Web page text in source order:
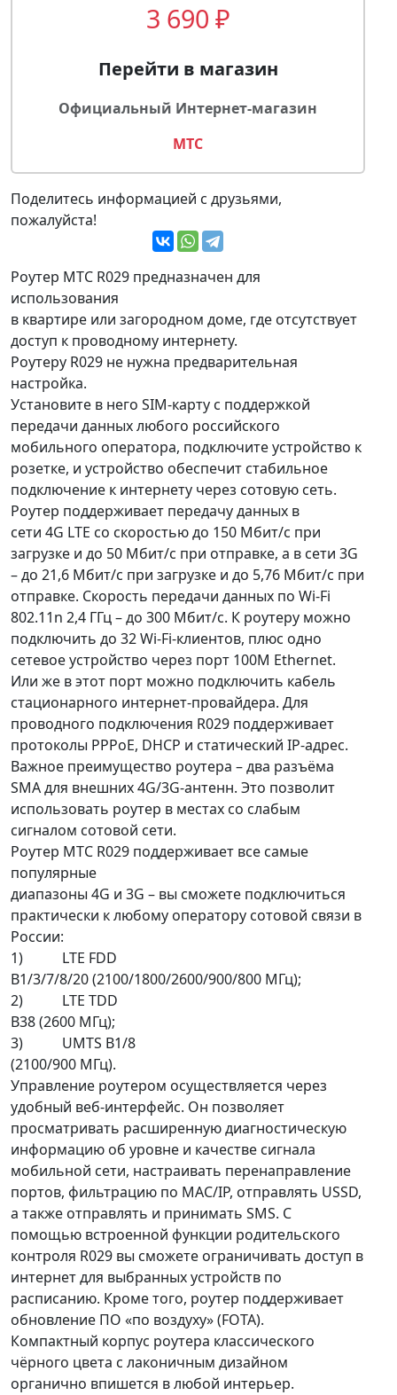
3 690 ₽
Перейти в магазин
Официальный Интернет-магазин
МТС
Поделитесь информацией с друзьями,
пожалуйста!
Роутер МТС R029 предназначен для
использования
в квартире или загородном доме, где отсутствует
доступ к проводному интернету.
Роутеру R029 не нужна предварительная
настройка.
Установите в него SIM-карту с поддержкой
передачи данных любого российского
мобильного оператора, подключите устройство к
розетке, и устройство обеспечит стабильное
подключение к интернету через сотовую сеть.
Роутер поддерживает передачу данных в
сети 4G LTE со скоростью до 150 Мбит/с при
загрузке и до 50 Мбит/с при отправке, а в сети 3G
– до 21,6 Мбит/с при загрузке и до 5,76 Мбит/с при
отправке. Скорость передачи данных по Wi-Fi
802.11n 2,4 ГГц – до 300 Мбит/с. К роутеру можно
подключить до 32 Wi-Fi-клиентов, плюс одно
сетевое устройство через порт 100M Ethernet.
Или же в этот порт можно подключить кабель
стационарного интернет-провайдера. Для
проводного подключения R029 поддерживает
протоколы PPPoE, DHCP и статический IP-адрес.
Важное преимущество роутера – два разъёма
SMA для внешних 4G/3G-антенн. Это позволит
использовать роутер в местах со слабым
сигналом сотовой сети.
Роутер МТС R029 поддерживает все самые
популярные
диапазоны 4G и 3G – вы сможете подключиться
практически к любому оператору сотовой связи в
России:
1) LTE FDD
B1/3/7/8/20 (2100/1800/2600/900/800 МГц);
2) LTE TDD
B38 (2600 МГц);
3) UMTS B1/8
(2100/900 МГц).
Управление роутером осуществляется через
удобный веб-интерфейс. Он позволяет
просматривать расширенную диагностическую
информацию об уровне и качестве сигнала
мобильной сети, настраивать перенаправление
портов, фильтрацию по MAC/IP, отправлять USSD,
а также отправлять и принимать SMS. С
помощью встроенной функции родительского
контроля R029 вы сможете ограничивать доступ в
интернет для выбранных устройств по
расписанию. Кроме того, роутер поддерживает
обновление ПО «по воздуху» (FOTA).
Компактный корпус роутера классического
чёрного цвета с лаконичным дизайном
органично впишется в любой интерьер.